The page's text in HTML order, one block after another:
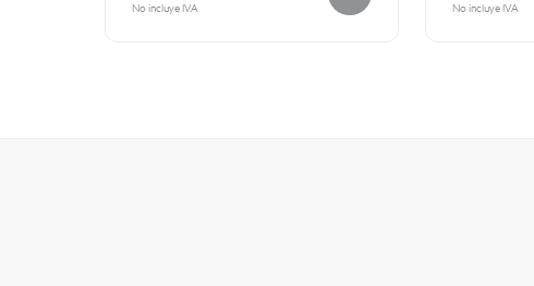
No incluye IVA No incluye IVA